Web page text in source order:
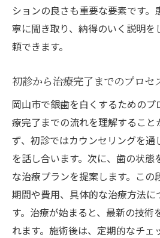
ションの良さも重要な要素です。
寧に聞き取り、納得のいく説明
頼できます。
初診から治療完了までのプロセ
岡山市で銀歯を白くするための
療完了までの流れを理解すること
ず、初診ではカウンセリングを通
を話し合います。次に、歯の状
な治療プランを提案します。この
期間や費用、具体的な治療方法に
す。治療が始まると、最新の技術
れます。施術後は、定期的なチェ